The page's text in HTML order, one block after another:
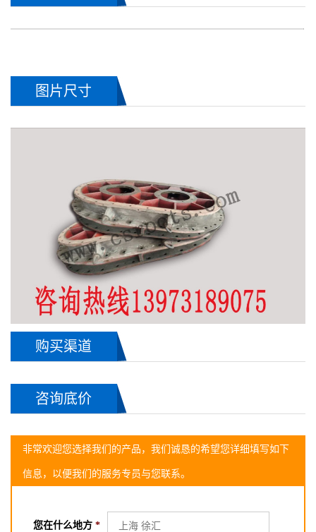
图片尺寸
购买渠道
咨询底价
非常欢迎您选择我们的产品，我们诚恳的希望您详细填写如下
信息，以便我们的服务专员与您联系。
您在什么地方 *